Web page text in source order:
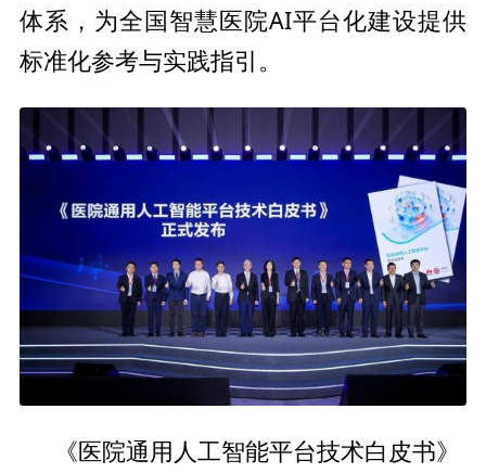
体系，为全国智慧医院AI平台化建设提供
标准化参考与实践指引。
《医院通用人工智能平台技术白皮书》